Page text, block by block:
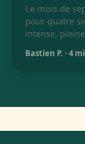
Le mois de
pour quatre
intense,
Bastien P. · 4